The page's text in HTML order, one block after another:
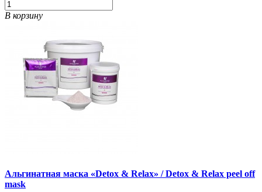
В корзину
Альгинатная маска «Detox & Relax» / Detox & Relax peel off
mask